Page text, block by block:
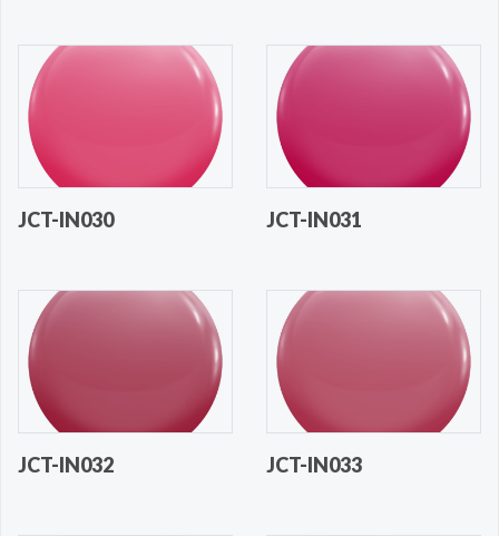
JCT-IN030 JCT-IN031
JCT-IN032 JCT-IN033